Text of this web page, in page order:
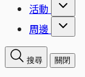
活動
周邊
搜尋 關閉